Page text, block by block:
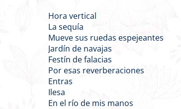
Hora vertical
La sequía
Mueve sus ruedas espejeantes
Jardín de navajas
Festín de falacias
Por esas reverberaciones
Entras
Ilesa
En el río de mis manos